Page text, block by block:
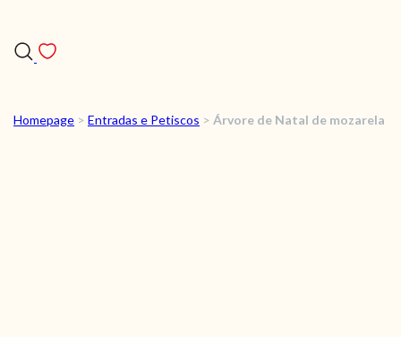
RECEITAS
Homepage > Entradas e Petiscos > Árvore de Natal de mozarela